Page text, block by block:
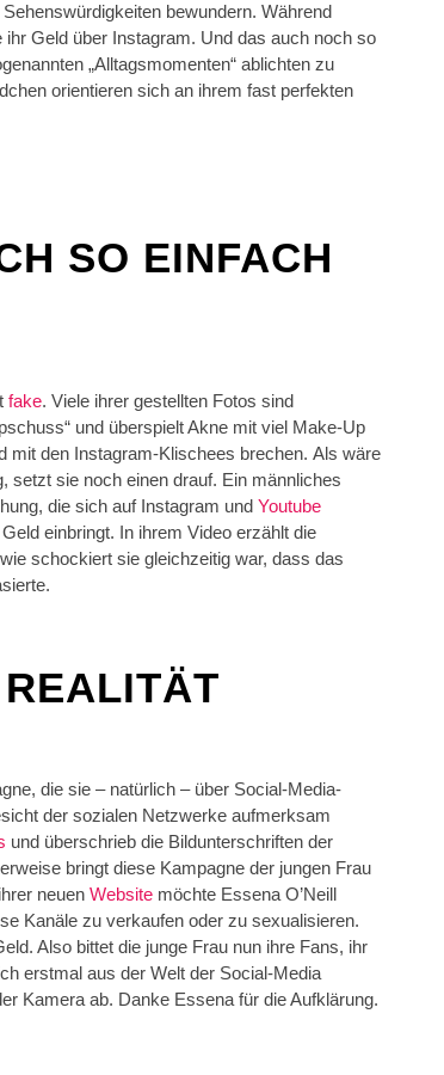
bewundern. Während
Geld über Instagram. Und das auch noch so
„Alltagsmomenten“ ablichten zu
orientieren sich an ihrem fast perfekten
SO EINFACH
fake. Viele ihrer gestellten Fotos sind
und überspielt Akne mit viel Make-Up
mit den Instagram-Klischees brechen. Als wäre
setzt sie noch einen drauf. Ein männliches
die sich auf Instagram und Youtube
einbringt. In ihrem Video erzählt die
schockiert sie gleichzeitig war, dass das
die sie – natürlich – über Social-Media-
der sozialen Netzwerke aufmerksam
und überschrieb die Bildunterschriften der
bringt diese Kampagne der jungen Frau
neuen Website möchte Essena O’Neill
Kanäle zu verkaufen oder zu sexualisieren.
Also bittet die junge Frau nun ihre Fans, ihr
erstmal aus der Welt der Social-Media
Kamera ab. Danke Essena für die Aufklärung.